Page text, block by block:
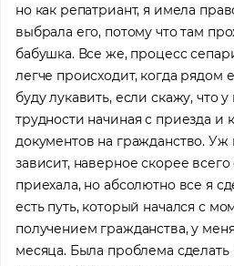
но как репатриант, я имела
выбрала его, потому что там
бабушка. Все же, процесс
легче происходит, когда рядом
буду лукавить, если скажу, что
трудности начиная с приезда и
документов на гражданство. Уж
зависит, наверное скорее всего
приехала, но абсолютно все я
есть путь, который начался с
получением гражданства, у
месяца. Была проблема